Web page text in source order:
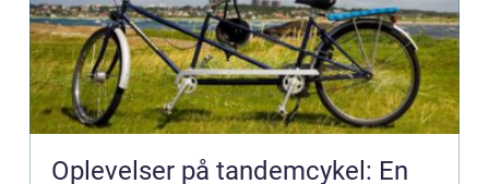
Oplevelser på tandemcykel: En